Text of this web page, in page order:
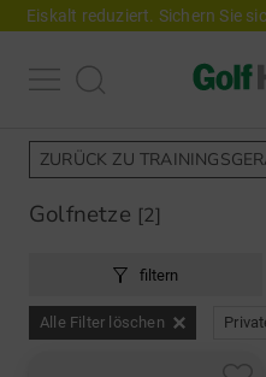
Eiskalt reduziert. Sichern Sie
ZURÜCK ZU
Golfnetze [2]
filtern
Alle Filter löschen